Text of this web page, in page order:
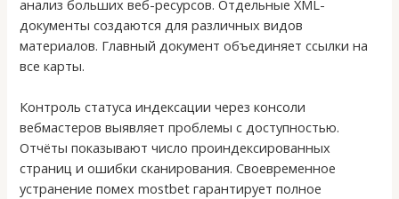
анализ больших веб-ресурсов. Отдельные XML-
документы создаются для различных видов
материалов. Главный документ объединяет ссылки на
все карты.
Контроль статуса индексации через консоли
вебмастеров выявляет проблемы с доступностью.
Отчёты показывают число проиндексированных
страниц и ошибки сканирования. Своевременное
устранение помех mostbet гарантирует полное